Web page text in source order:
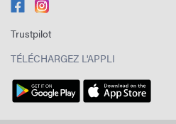
Trustpilot
TÉLÉCHARGEZ L'APPLI